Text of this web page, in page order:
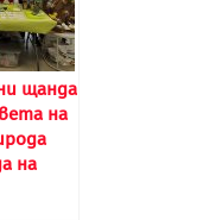
щанда
на
на